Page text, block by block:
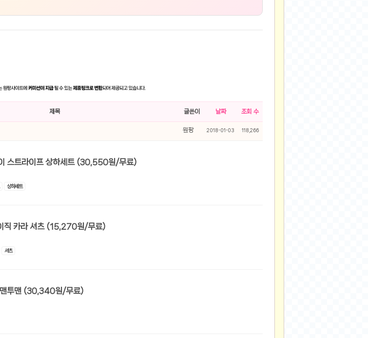
제목 글쓴이 날짜 조회 수
원팡 2018-01-03 118,266
[쿠팡] 미소파파 아동용 데이데이 스트라이프 상하세트 (30,550원/무료)
상하세트
[쿠팡] 맨타임 OS 옥스퍼드 베이직 카라 셔츠 (15,270원/무료)
셔츠
[쿠팡] 타운클로 기모 리미티드 맨투맨 (30,340원/무료)